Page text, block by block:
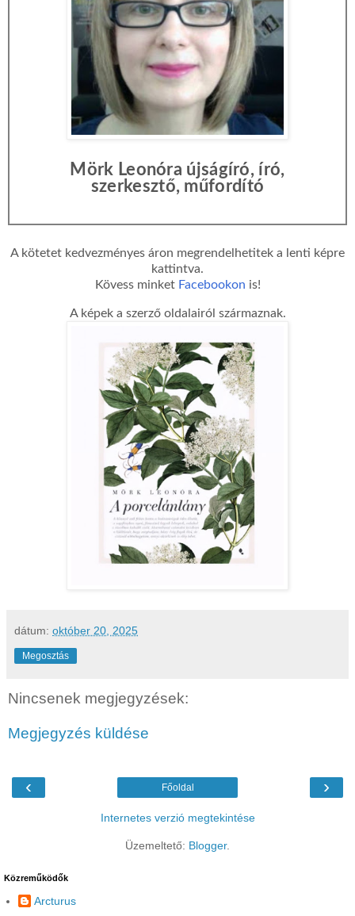
Mörk Leonóra újságíró, író,
szerkesztő, műfordító
A kötetet kedvezményes áron megrendelhetitek a lenti képre
kattintva.
Kövess minket Facebookon is!
A képek a szerző oldalairól származnak.
dátum: október 20, 2025
Megosztás
Nincsenek megjegyzések:
Megjegyzés küldése
‹ ›
Főoldal
Internetes verzió megtekintése
Üzemeltető: Blogger.
Közreműködők
Arcturus